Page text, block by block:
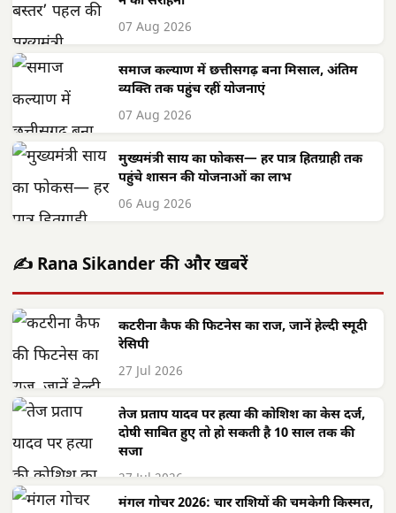
07 Aug 2026
समाज कल्याण में छत्तीसगढ़ बना मिसाल, अंतिम
व्यक्ति तक पहुंच रहीं योजनाएं
07 Aug 2026
मुख्यमंत्री साय का फोकस— हर पात्र हितग्राही तक
पहुंचे शासन की योजनाओं का लाभ
06 Aug 2026
✍️ Rana Sikander की और खबरें
कटरीना कैफ की फिटनेस का राज, जानें हेल्दी स्मूदी
रेसिपी
27 Jul 2026
तेज प्रताप यादव पर हत्या की कोशिश का केस दर्ज,
दोषी साबित हुए तो हो सकती है 10 साल तक की
सजा
27 Jul 2026
मंगल गोचर 2026: चार राशियों की चमकेगी किस्मत,